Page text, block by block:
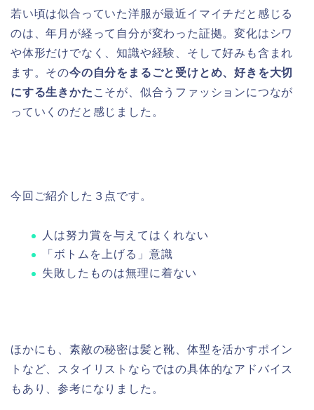
若い頃は似合っていた洋服が最近イマイチだと感じる
のは、年月が経って自分が変わった証拠。変化はシワ
や体形だけでなく、知識や経験、そして好みも含まれ
ます。その今の自分をまるごと受けとめ、好きを大切
にする生きかた こそが、似合うファッションにつなが
っていくのだと感じました。
今回ご紹介した３点です。
人は努力賞を与えてはくれない
「ボトムを上げる」意識
失敗したものは無理に着ない
ほかにも、素敵の秘密は髪と靴、体型を活かすポイン
トなど、スタイリストならではの具体的なアドバイス
もあり、参考になりました。